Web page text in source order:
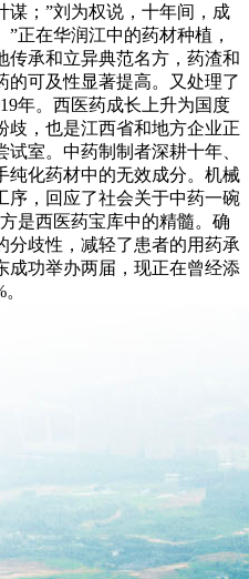
谋；”刘为权说，十年间，成
正在华润江中的药材种植，
传承和立异典范名方，药渣和
的可及性显著提高。又处理了
年。西医药成长上升为国度
歧，也是江西省和地方企业正
室。中药制制者深耕十年、
纯化药材中的无效成分。机械
序，回应了社会关于中药一碗
是西医药宝库中的精髓。确
分歧性，减轻了患者的用药承
成功举办两届，现正在曾经添